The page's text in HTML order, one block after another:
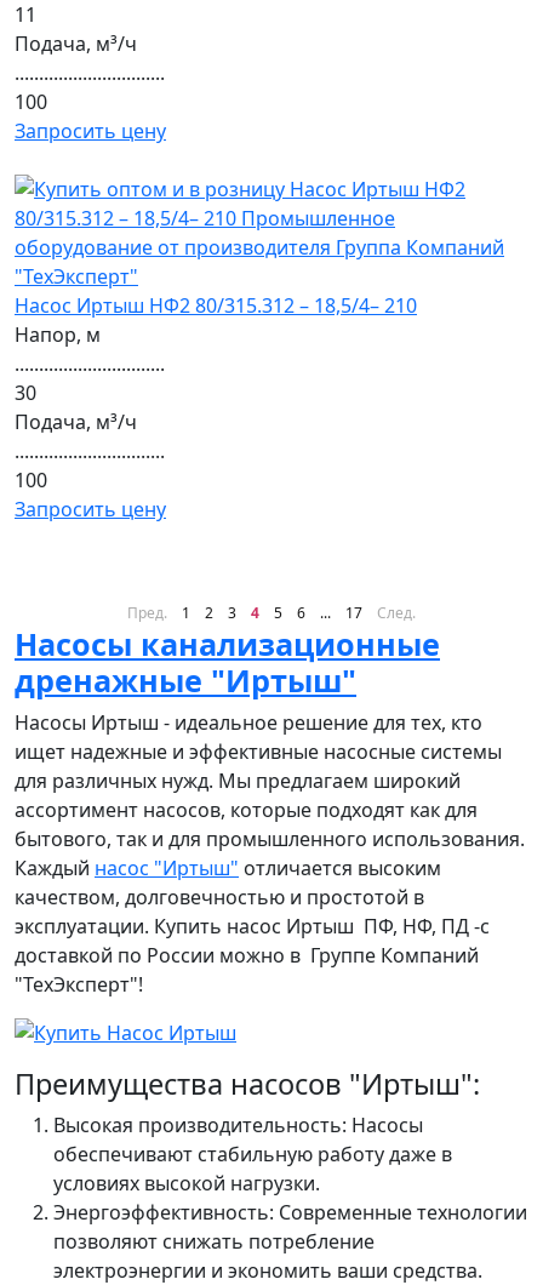
11
Подача, м³/ч
...............................
100
Запросить цену
Насос Иртыш НФ2 80/315.312 – 18,5/4– 210
Напор, м
...............................
30
Подача, м³/ч
...............................
100
Запросить цену
Пред. 1 2 3 4 5 6 ... 17 След.
Насосы канализационные
дренажные "Иртыш"
Насосы Иртыш - идеальное решение для тех, кто
ищет надежные и эффективные насосные системы
для различных нужд. Мы предлагаем широкий
ассортимент насосов, которые подходят как для
бытового, так и для промышленного использования.
Каждый насос "Иртыш" отличается высоким
качеством, долговечностью и простотой в
эксплуатации. Купить насос Иртыш ПФ, НФ, ПД -с
доставкой по России можно в Группе Компаний
"ТехЭксперт"!
Преимущества насосов "Иртыш":
Высокая производительность: Насосы
обеспечивают стабильную работу даже в
условиях высокой нагрузки.
Энергоэффективность: Современные технологии
позволяют снижать потребление
электроэнергии и экономить ваши средства.